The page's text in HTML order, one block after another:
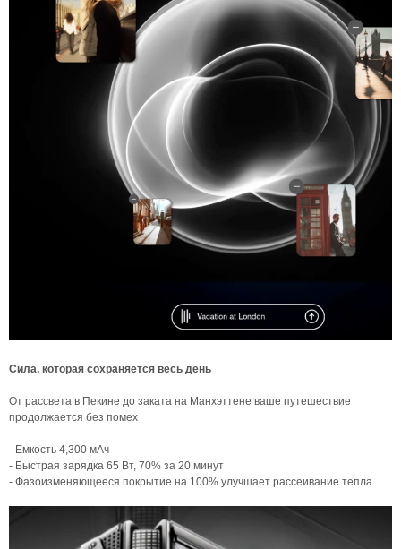
Сила, которая сохраняется весь день
От рассвета в Пекине до заката на Манхэттене ваше путешествие
продолжается без помех
- Емкость 4,300 мАч
- Быстрая зарядка 65 Вт, 70% за 20 минут
- Фазоизменяющееся покрытие на 100% улучшает рассеивание тепла